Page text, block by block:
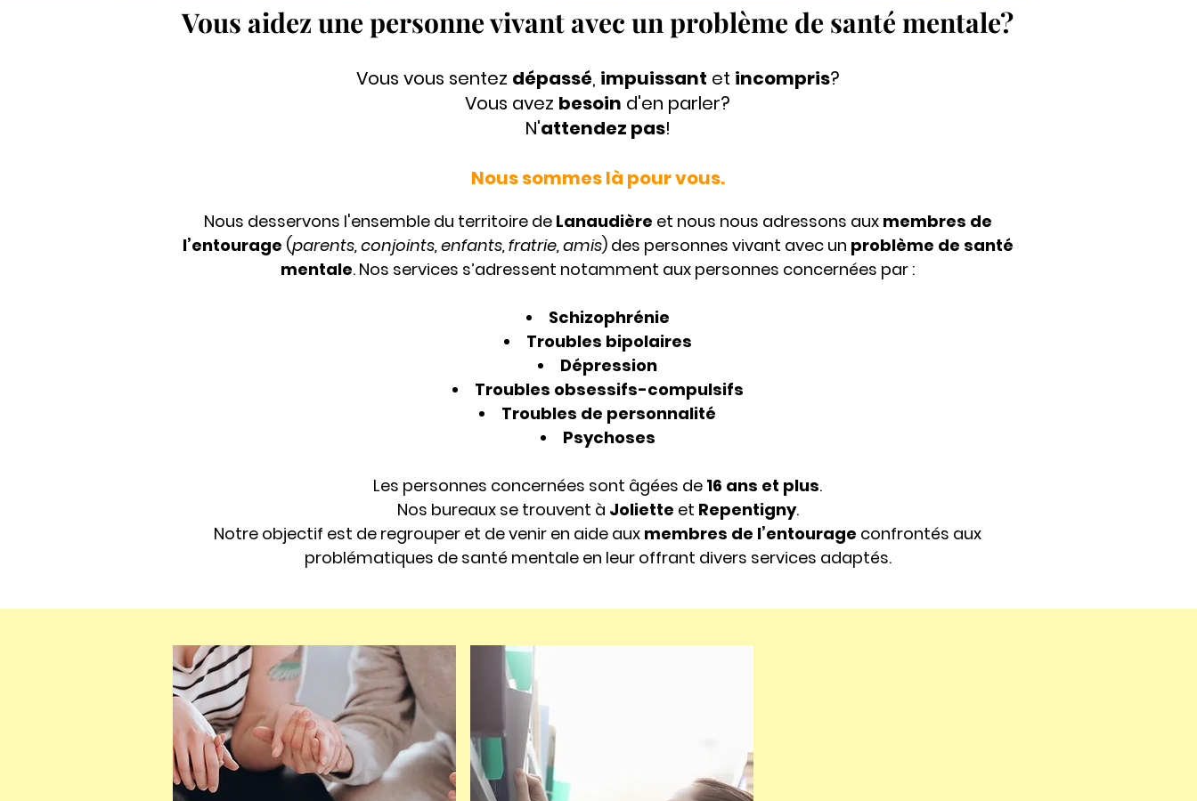
Vous aidez une personne vivant avec un problème de santé mentale?
Vous vous sentez dépassé, impuissant et incompris?
Vous avez besoin d'en parler?
N'attendez pas!
Nous sommes là pour vous.
Nous desservons l'ensemble du territoire de Lanaudière et nous nous adressons aux membres de
l’entourage (parents, conjoints, enfants, fratrie, amis) des personnes vivant avec un problème de santé
mentale. Nos services s’adressent notamment aux personnes concernées par :
Schizophrénie
Troubles bipolaires
Dépression
Troubles obsessifs-compulsifs
Troubles de personnalité
Psychoses
Les personnes concernées sont âgées de 16 ans et plus.
Nos bureaux se trouvent à Joliette et Repentigny.
Notre objectif est de regrouper et de venir en aide aux membres de l’entourage confrontés aux
problématiques de santé mentale en leur offrant divers services adaptés.